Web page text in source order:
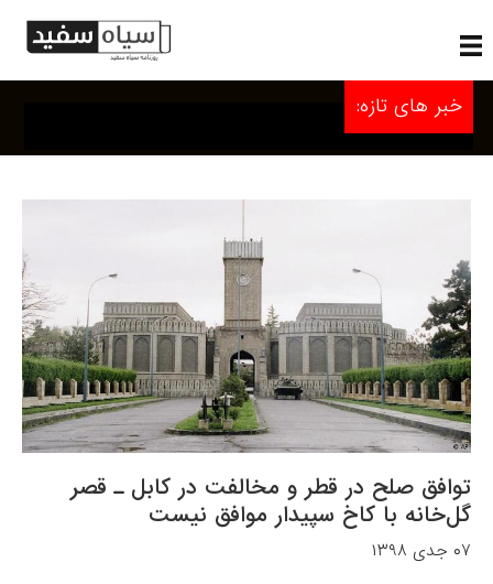
خبر های تازه:
توافق صلح در قطر و مخالفت در کابل ـ قصر
گل‌خانه با کاخ سپیدار موافق نیست
۰۷ جدی ۱۳۹۸